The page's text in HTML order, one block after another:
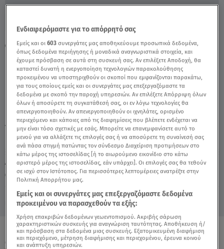
Δευτέρα 10 Αυγούστου 2026
06.12.23, 23:12 MEDIA
Φάρμα: Αυτοί Είναι Οι Μονομάχοι! - Video
TAGS: ΦΑΡΜΑ
ΟΛΑ ΤΑ ΒΙΝΤΕΟ
Ενδιαφερόμαστε για το απόρρητό σας
Εμείς και οι603 συνεργάτες μας αποθηκεύουμε προσωπικά δεδομένα,
όπως δεδομένα περιήγησης ή μοναδικά αναγνωριστικά στοιχεία, και
έχουμε πρόσβαση σε αυτά στη συσκευή σας. Αν επιλέξετε Αποδοχή, θα
καταστεί δυνατή η ενεργοποίηση τεχνολογιών παρακολούθησης
προκειμένου να υποστηριχθούν οι σκοποί που εμφανίζονται παρακάτω,
για τους οποίους εμείς και οι συνεργάτες μας επεξεργαζόμαστε τα
δεδομένα με σκοπό την παροχή υπηρεσιών. Αν επιλέξετε Απόρριψη όλων
όλων ή αποσύρετε τη συγκατάθεσή σας, οι εν λόγω τεχνολογίες θα
απενεργοποιηθούν. Αν απενεργοποιηθούν οι ιχνηλάτες, ορισμένο
περιεχόμενο και κάποιες από τις διαφημίσεις που βλέπετε ενδέχεται να
μην είναι τόσο σχετικές με εσάς. Μπορείτε να επανεμφανίσετε αυτό το
μενού για να αλλάξετε τις επιλογές σας ή να αποσύρετε τη συναίνεσή σας
ανά πάσα στιγμή πατώντας τον σύνδεσμο Διαχείριση προτιμήσεων στο
κάτω μέρος της ιστοσελίδας [ή το αιωρούμενο εικονίδιο στο κάτω
αριστερό μέρος της ιστοσελίδας, εάν υπάρχει]. Οι επιλογές σας θα τεθούν
σε ισχύ στον Ιστότοπος. Για περισσότερες λεπτομέρειες ανατρέξτε στην
Πολιτική Απορρήτου μας.
Εμείς και οι συνεργάτες μας επεξεργαζόμαστε δεδομένα
προκειμένου να παρασχεθούν τα εξής:
Χρήση επακριβών δεδομένων γεωεντοπισμού. Ακριβής σάρωση
χαρακτηριστικών συσκευής για αναγνώριση ταυτότητας. Αποθήκευση ή/
και πρόσβαση στα δεδομένα μιας συσκευής. Εξατομικευμένη διαφήμιση
και περιεχόμενο, μέτρηση διαφήμισης και περιεχομένου, έρευνα κοινού
και ανάπτυξη υπηρεσιών.